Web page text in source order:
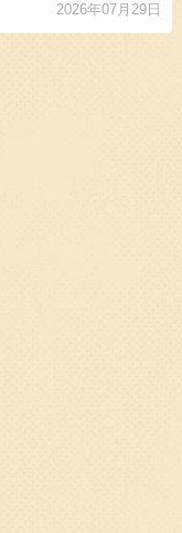
2026年07月29日